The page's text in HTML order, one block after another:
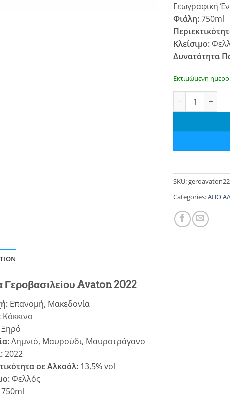
Γεωγραφική
Φιάλη:750ml
Κλείσιμο:
Δυνατότητα
Εκτιμώμενη
Κτήμα
SKU:geroavaton22
Categories:ΑΠΟ
Γεροβασιλείου Avaton 2022
Επανομή, Μακεδονία
Κόκκινο
Λημνιό, Μαυρούδι, Μαυροτράγανο
2022
σε Αλκοόλ:13,5% vol
Φελλός